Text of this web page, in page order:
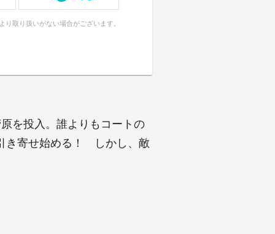
り取り扱いがない場合がございます。
を投入。誰よりもコートの
き寄せ始める！ しかし、敵